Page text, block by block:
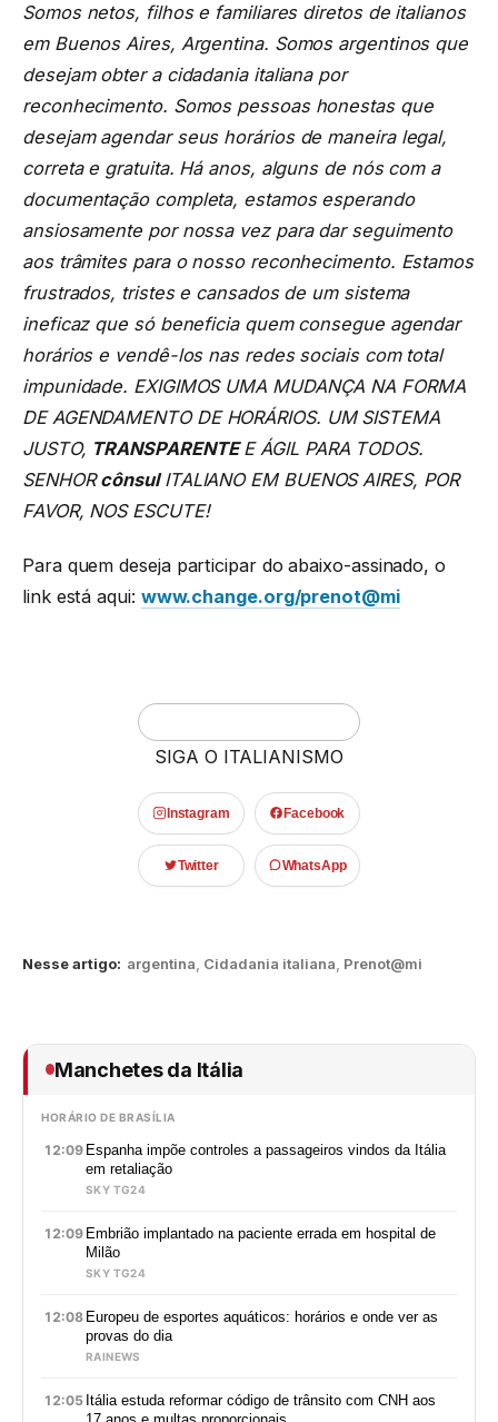
Somos netos, filhos e familiares diretos de italianos
em Buenos Aires, Argentina. Somos argentinos que
desejam obter a cidadania italiana por
reconhecimento. Somos pessoas honestas que
desejam agendar seus horários de maneira legal,
correta e gratuita. Há anos, alguns de nós com a
documentação completa, estamos esperando
ansiosamente por nossa vez para dar seguimento
aos trâmites para o nosso reconhecimento. Estamos
frustrados, tristes e cansados de um sistema
ineficaz que só beneficia quem consegue agendar
horários e vendê-los nas redes sociais com total
impunidade. EXIGIMOS UMA MUDANÇA NA FORMA
DE AGENDAMENTO DE HORÁRIOS. UM SISTEMA
JUSTO, TRANSPARENTEE ÁGIL PARA TODOS.
SENHORcônsulITALIANO EM BUENOS AIRES, POR
FAVOR, NOS ESCUTE!
Para quem deseja participar do abaixo-assinado, o
link está aqui: www.change.org/prenot@mi
SIGA O ITALIANISMO
Instagram Facebook
Twitter WhatsApp
Nesse artigo: argentina Cidadania italiana Prenot@mi
Manchetes da Itália
HORÁRIO DE BRASÍLIA
12:09 Espanha impõe controles a passageiros vindos da Itália
em retaliação
SKY TG24
12:09 Embrião implantado na paciente errada em hospital de
Milão
SKY TG24
12:08 Europeu de esportes aquáticos: horários e onde ver as
provas do dia
RAINEWS
12:05 Itália estuda reformar código de trânsito com CNH aos